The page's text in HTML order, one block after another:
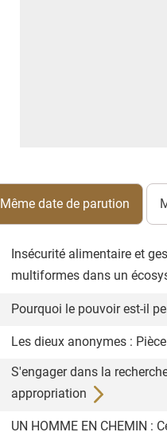
Même date de parution
Insécurité alimentaire et
multiformes dans un
Pourquoi le pouvoir est-il
Les dieux anonymes :
S'engager dans la
appropriation
UN HOMME EN CHEMIN :